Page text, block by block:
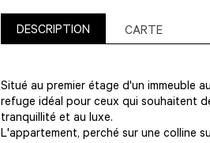
DESCRIPTION CARTE
Situé au premier étage d'un immeuble
refuge idéal pour ceux qui souhaitent
tranquillité et au luxe.
L'appartement, perché sur une colline